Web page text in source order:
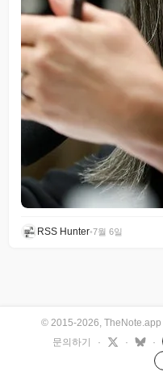
RSS Hunter•7월 6일
© 2015-2026, TheNote.app
문의하기
· · ·